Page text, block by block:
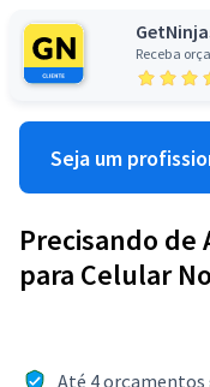
Receba
Seja um
Precisando de
para Celular
Até 4 orçamentos